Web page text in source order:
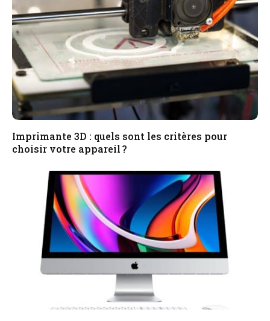
Imprimante 3D : quels sont les critères pour
choisir votre appareil ?